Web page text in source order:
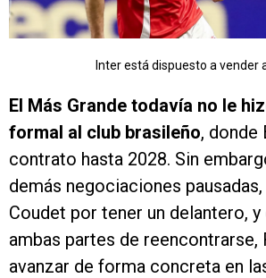
Inter está dispuesto a vender
El Más Grande todavía no le
formal al club brasileño, donde
contrato hasta 2028. Sin
demás negociaciones
Coudet por tener un delantero, y
ambas partes de reencontrarse,
avanzar de forma concreta en